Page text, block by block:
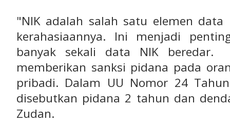
"NIK adalah salah satu elemen
kerahasiaannya. Ini menjadi
banyak sekali data NIK
memberikan sanksi pidana pada
pribadi. Dalam UU Nomor 24
disebutkan pidana 2 tahun dan
Zudan.